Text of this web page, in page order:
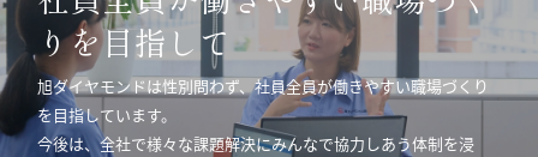
りを目指して
旭ダイヤモンドは性別問わず、社員全員が働きやすい職場づくり
を目指しています。
今後は、全社で様々な課題解決にみんなで協力しあう体制を浸